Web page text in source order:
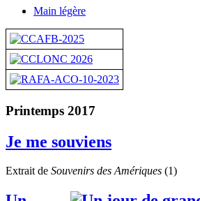
Main légère
Printemps 2017
Je me souviens
Extrait de Souvenirs des Amériques (1)